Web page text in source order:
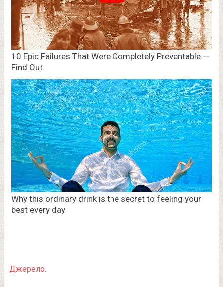
Джерело.